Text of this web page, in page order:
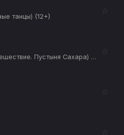
танцы) (12+)
☆
Бодо Бородо (Путешествие. Пустыня Сахара) (12+)
☆
☆
☆